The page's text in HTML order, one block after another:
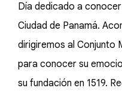
Día dedicado a
Ciudad de Panamá.
dirigiremos al Conjunto
para conocer su
su fundación en 1519.